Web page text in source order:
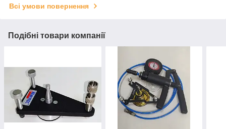
Всі умови повернення
Подібні товари компанії